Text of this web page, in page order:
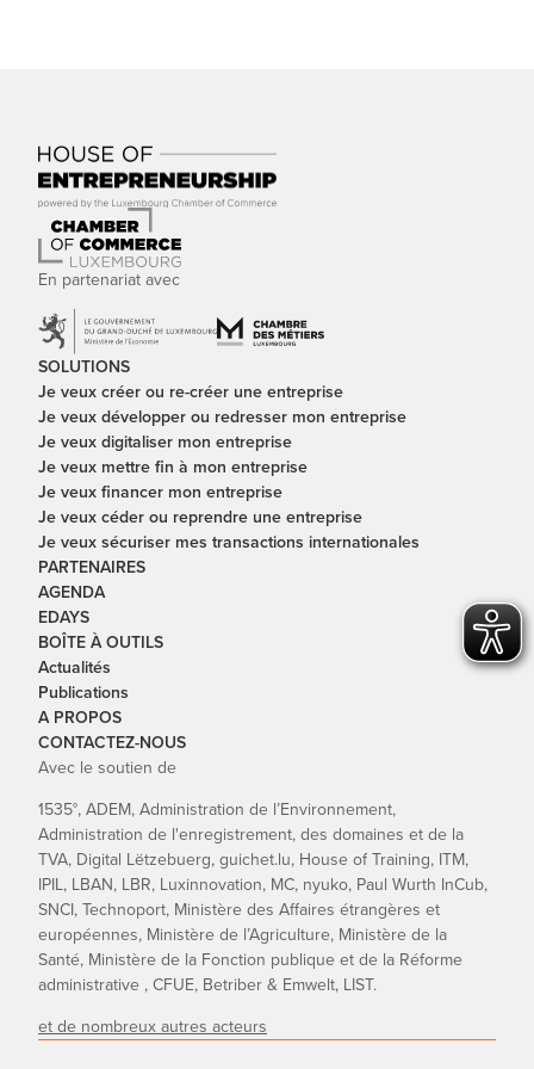
En partenariat avec
SOLUTIONS
Je veux créer ou re-créer une entreprise
Je veux développer ou redresser mon entreprise
Je veux digitaliser mon entreprise
Je veux mettre fin à mon entreprise
Je veux financer mon entreprise
Je veux céder ou reprendre une entreprise
Je veux sécuriser mes transactions internationales
PARTENAIRES
AGENDA
EDAYS
BOÎTE À OUTILS
Actualités
Publications
A PROPOS
CONTACTEZ-NOUS
Avec le soutien de
1535°, ADEM, Administration de l’Environnement,
Administration de l'enregistrement, des domaines et de la
TVA, Digital Lëtzebuerg, guichet.lu, House of Training, ITM,
IPIL, LBAN, LBR, Luxinnovation, MC, nyuko, Paul Wurth InCub,
SNCI, Technoport, Ministère des Affaires étrangères et
européennes, Ministère de l’Agriculture, Ministère de la
Santé, Ministère de la Fonction publique et de la Réforme
administrative , CFUE, Betriber & Emwelt, LIST.
et de nombreux autres acteurs